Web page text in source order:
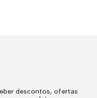
descontos, ofertas